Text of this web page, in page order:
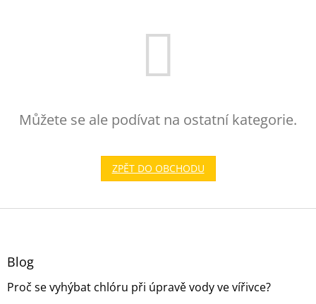
Můžete se ale podívat na ostatní kategorie.
ZPĚT DO OBCHODU
Z
Blog
Proč se vyhýbat chlóru při úpravě vody ve vířivce?